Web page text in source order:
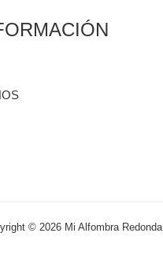
© 2026 Mi Alfombra Redonda